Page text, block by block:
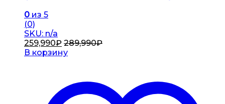
0 из 5
(0)
SKU: n/a
259,990₽ 289,990₽
В корзину